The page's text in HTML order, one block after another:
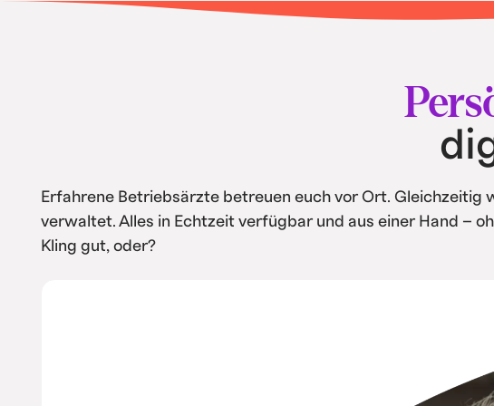
• Intern spart ihr Kosten durch Automatisierung und
Erfahrene Betriebsärzte betreuen euch vor Ort. Gleichzeitig
verwaltet. Alles in Echtzeit verfügbar und aus einer Hand –
Kling gut, oder?